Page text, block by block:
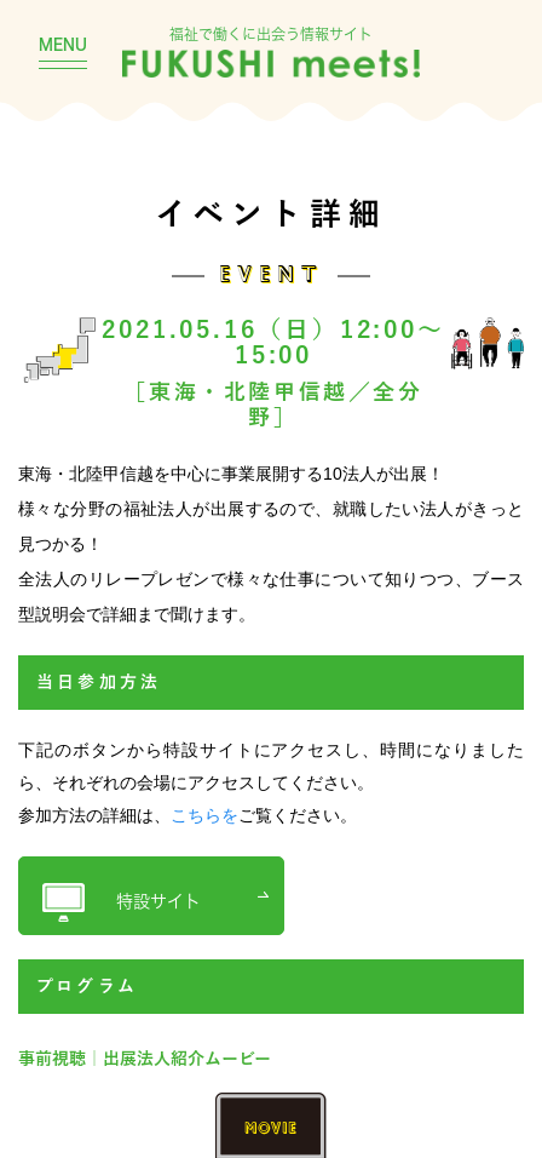
MENU
福祉で働くに出会う情報サイト
イベント詳細
EVENT
2021.05.16（日）12:00～
15:00
［東海・北陸甲信越／全分
野］
東海・北陸甲信越を中心に事業展開する10法人が出展！
様々な分野の福祉法人が出展するので、就職したい法人がきっと
見つかる！
全法人のリレープレゼンで様々な仕事について知りつつ、ブース
型説明会で詳細まで聞けます。
当日参加方法
下記のボタンから特設サイトにアクセスし、時間になりました
ら、それぞれの会場にアクセスしてください。
参加方法の詳細は、
こちらを ご覧ください。
特設サイト
プログラム
事前視聴｜出展法人紹介ムービー